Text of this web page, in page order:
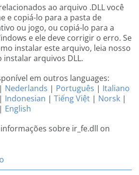
ao arquivo .DLL você
e copiá-lo para a pasta de
ou jogo, ou copiá-lo para a
e ele deve corrigir o erro. Se
instalar este arquivo, leia nosso
arquivos DLL.
em outros languages:
| Nederlands | Português | Italiano
| Indonesian | Tiếng Việt | Norsk |
| English
sobre ir_fe.dll on